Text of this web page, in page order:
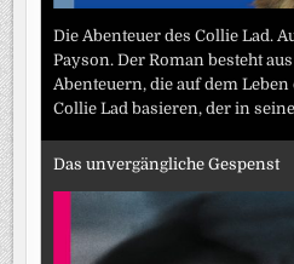
Die Abenteuer des Collie Lad.
Payson. Der Roman besteht
Abenteuern, die auf dem
Collie Lad basieren, der in
Das unvergängliche Gespenst